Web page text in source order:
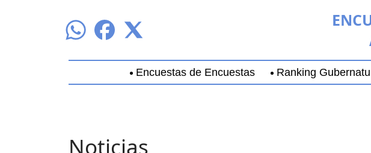
Encuestas de Encuestas Ranking
Noticias